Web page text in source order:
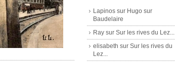
Lapinos sur Hugo sur
Baudelaire
Ray sur Sur les rives du Lez...
elisabeth sur Sur les rives du
Lez...